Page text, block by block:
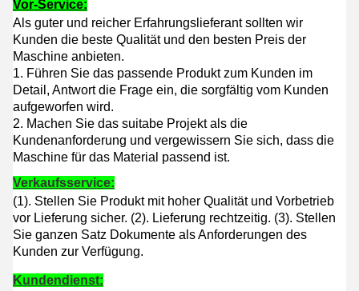
Vor-Service:
Als guter und reicher Erfahrungslieferant sollten wir
Kunden die beste Qualität und den besten Preis der
Maschine anbieten.
1. Führen Sie das passende Produkt zum Kunden im
Detail, Antwort die Frage ein, die sorgfältig vom Kunden
aufgeworfen wird.
2. Machen Sie das suitabe Projekt als die
Kundenanforderung und vergewissern Sie sich, dass die
Maschine für das Material passend ist.
Verkaufsservice:
(1). Stellen Sie Produkt mit hoher Qualität und Vorbetrieb
vor Lieferung sicher. (2). Lieferung rechtzeitig. (3). Stellen
Sie ganzen Satz Dokumente als Anforderungen des
Kunden zur Verfügung.
Kundendienst: